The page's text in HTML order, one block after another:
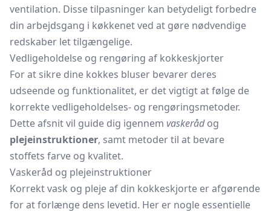
ventilation. Disse tilpasninger kan betydeligt forbedre
din arbejdsgang i køkkenet ved at gøre nødvendige
redskaber let tilgængelige.
Vedligeholdelse og rengøring af kokkeskjorter
For at sikre dine kokkes bluser bevarer deres
udseende og funktionalitet, er det vigtigt at følge de
korrekte vedligeholdelses- og rengøringsmetoder.
Dette afsnit vil guide dig igennem vaskerådog
plejeinstruktioner, samt metoder til at bevare
stoffets farve og kvalitet.
Vaskeråd og plejeinstruktioner
Korrekt vask og pleje af din kokkeskjorte er afgørende
for at forlænge dens levetid. Her er nogle essentielle